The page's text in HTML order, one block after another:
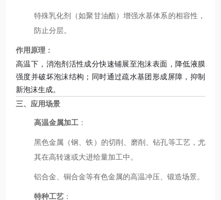
特殊乳化剂（如聚甘油酯）增强水基体系的相容性，
防止分层。
作用原理 ：
高温下，消泡剂活性成分快速铺展至泡沫表面，降低液膜
强度并破坏泡沫结构；同时通过疏水基团形成屏障，抑制
新泡沫生成。
三、应用场景
高温金属加工：
黑色金属（钢、铁）的切削、磨削、钻孔等工艺，尤
其在高转速或大进给量加工中。
铝合金、铜合金等有色金属的高温冲压、锻造场景。
特种工艺：